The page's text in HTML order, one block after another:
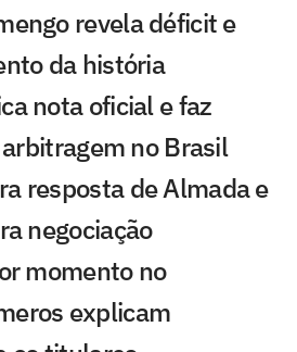
revela déficit e
da história
nota oficial e faz
no Brasil
resposta de Almada e
negociação
momento no
explicam